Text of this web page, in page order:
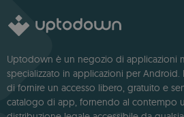
Uptodown è un negozio di applicazioni
specializzato in applicazioni per
di fornire un accesso libero, gratuito e
catalogo di app, fornendo al contempo